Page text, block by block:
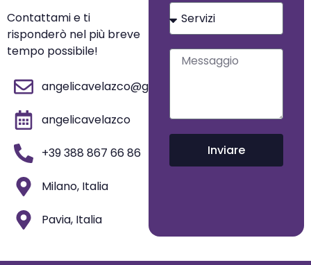
Contattami e ti
risponderò nel più breve
tempo possibile!
angelicavelazco@gmail.com
angelicavelazco
+39 388 867 66 86
Milano, Italia
Pavia, Italia
Inviare